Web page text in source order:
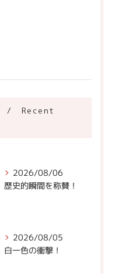
Recent
2026/08/06
歴史的瞬間を称賛！
2026/08/05
白一色の衝撃！